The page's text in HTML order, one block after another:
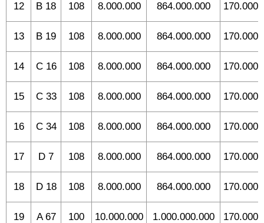
12 B 18 108 8.000.000 864.000.000
13 B 19 108 8.000.000 864.000.000
14 C 16 108 8.000.000 864.000.000
15 C 33 108 8.000.000 864.000.000
16 C 34 108 8.000.000 864.000.000
17 D 7 108 8.000.000 864.000.000
18 D 18 108 8.000.000 864.000.000
19 A 67 100 10.000.000 1.000.000.000